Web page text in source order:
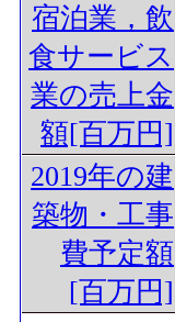
宿泊業，飲
食サービス
業の売上金
額[百万円]
2019年の建
築物・工事
費予定額
[百万円]